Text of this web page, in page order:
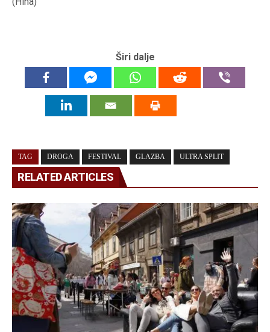
Širi dalje
TAG DROGA FESTIVAL GLAZBA ULTRA SPLIT
RELATED ARTICLES